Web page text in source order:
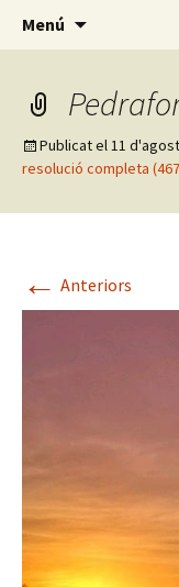
On comença
Menú
Publicat el11
resolució completa
← Anteriors